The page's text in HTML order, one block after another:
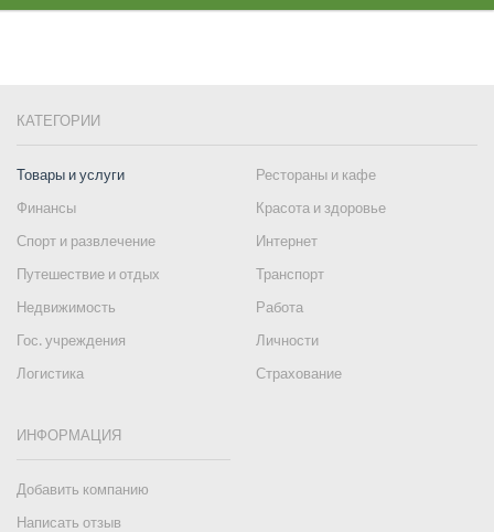
КАТЕГОРИИ
Товары и услуги
Рестораны и кафе
Финансы
Красота и здоровье
Спорт и развлечение
Интернет
Путешествие и отдых
Транспорт
Недвижимость
Работа
Гос. учреждения
Личности
Логистика
Страхование
ИНФОРМАЦИЯ
Добавить компанию
Написать отзыв